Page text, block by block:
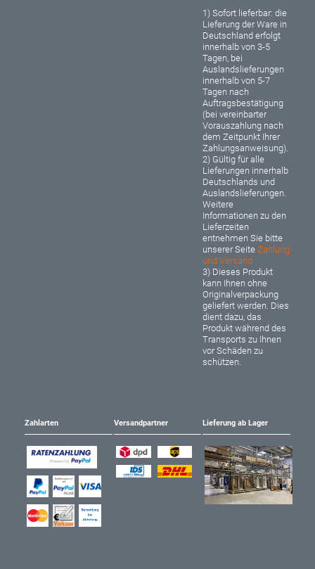
1) Sofort lieferbar: die
Lieferung der Ware in
Deutschland erfolgt
innerhalb von 3-5
Tagen, bei
Auslandslieferungen
innerhalb von 5-7
Tagen nach
Auftragsbestätigung
(bei vereinbarter
Vorauszahlung nach
dem Zeitpunkt Ihrer
Zahlungsanweisung).
2) Gültig für alle
Lieferungen innerhalb
Deutschlands und
Auslandslieferungen.
Weitere
Informationen zu den
Lieferzeiten
entnehmen Sie bitte
unserer SeiteZahlung
und Versand
3) Dieses Produkt
kann Ihnen ohne
Originalverpackung
geliefert werden. Dies
dient dazu, das
Produkt während des
Transports zu Ihnen
vor Schäden zu
schützen.
Zahlarten Versandpartner Lieferung ab Lager